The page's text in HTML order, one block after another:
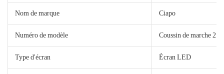
Nom de marque Ciapo
Numéro de modèle Coussin de marche 2
Type d'écran Écran LED